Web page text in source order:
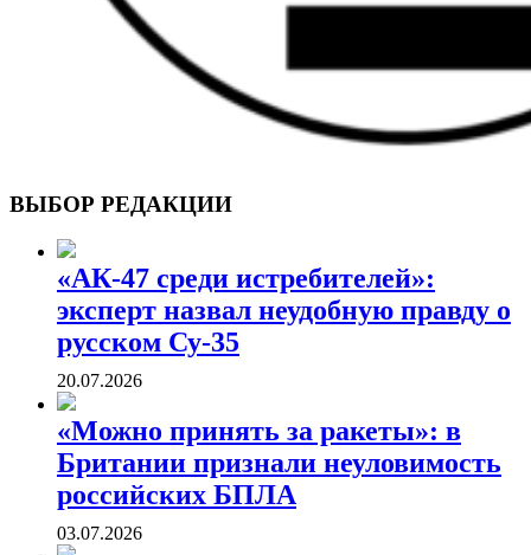
ВОЕННЫЕ СТРАНИЦЫ
СТАТЬИ ВОЕННОЙ ТЕМАТИКИ
ВЫБОР РЕДАКЦИИ
«АК-47 среди истребителей»:
эксперт назвал неудобную правду о
русском Су-35
20.07.2026
«Можно принять за ракеты»: в
Британии признали неуловимость
российских БПЛА
03.07.2026